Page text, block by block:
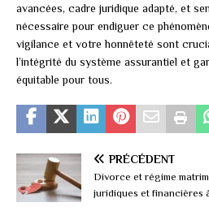
avancées, cadre juridique adapté, et
nécessaire pour endiguer ce
vigilance et votre honnêteté sont
l’intégrité du système assurantiel et
équitable pour tous.
PRÉCÉDENT
Divorce et régime
juridiques et financières